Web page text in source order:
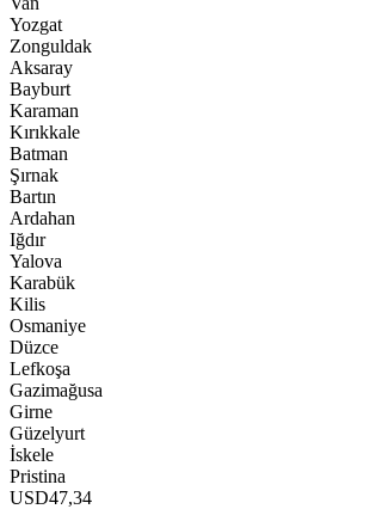
Yozgat
Zonguldak
Aksaray
Bayburt
Karaman
Kırıkkale
Batman
Şırnak
Bartın
Ardahan
Iğdır
Yalova
Karabük
Kilis
Osmaniye
Düzce
Lefkoşa
Gazimağusa
Girne
Güzelyurt
İskele
Pristina
USD47,34